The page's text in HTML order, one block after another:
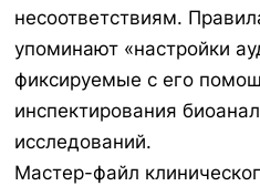
несоответствиям.
упоминают «настройки
фиксируемые с его
инспектирования
исследований.
Мастер-файл